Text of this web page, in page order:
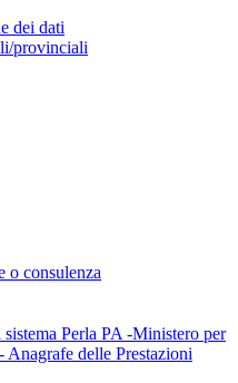
dei dati
provinciali
o consulenza
Perla PA -Ministero per
delle Prestazioni